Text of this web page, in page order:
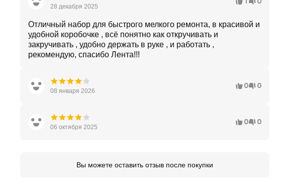
28 декабря 2025
Отличный набор для быстрого мелкого ремонта, в красивой и
удобной коробочке , всё понятно как откручивать и
закручивать , удобно держать в руке , и работать ,
рекомендую, спасибо Лента!!!
08 января 2026
0 0
06 октября 2025
0 0
Вы можете оставить отзыв после покупки